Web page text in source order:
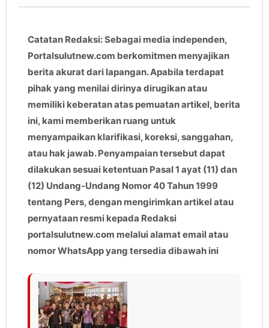
Catatan Redaksi: Sebagai media independen,
Portalsulutnew.com berkomitmen menyajikan
berita akurat dari lapangan. Apabila terdapat
pihak yang menilai dirinya dirugikan atau
memiliki keberatan atas pemuatan artikel, berita
ini, kami memberikan ruang untuk
menyampaikan klarifikasi, koreksi, sanggahan,
atau hak jawab. Penyampaian tersebut dapat
dilakukan sesuai ketentuan Pasal 1 ayat (11) dan
(12) Undang-Undang Nomor 40 Tahun 1999
tentang Pers, dengan mengirimkan artikel atau
pernyataan resmi kepada Redaksi
portalsulutnew.com melalui alamat email atau
nomor WhatsApp yang tersedia dibawah ini